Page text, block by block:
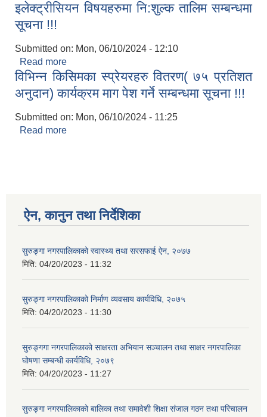
इलेक्ट्रीसियन विषयहरुमा नि:शुल्क तालिम सम्बन्धमा
सूचना !!!
Submitted on: Mon, 06/10/2024 - 12:10
Read more
रोजगारीमा रहेका कामदारहरुको परिवारका लागि जुनियर
ब्युटिसियन,जुनियर फर्निचर मेकर र इलेक्ट्रीसियन
विषयहरुमा नि:शुल्क तालिम सम्बन्धमा सूचना !!!
विभिन्न किसिमका स्प्रेयरहरु वितरण( ७५ प्रतिशत
अनुदान) कार्यक्रम माग पेश गर्ने सम्बन्धमा सूचना !!!
Submitted on: Mon, 06/10/2024 - 11:25
Read more
ऐन, कानुन तथा निर्देशिका
सुरुङ्गा नगरपालिकाको स्वास्थ्य तथा सरसफाई ऐन, २०७७
मिति: 04/20/2023 - 11:32
सुरुङ्गा नगरपालिकाको निर्माण व्यवसाय कार्यविधि, २०७५
मिति: 04/20/2023 - 11:30
सुरुङ्गगा नगरपालिकाको साक्षरता अभियान सञ्चालन तथा साक्षर नगरपालिका
घोषणा सम्बन्धी कार्यविधि, २०७९
मिति: 04/20/2023 - 11:27
सुरुङ्गा नगरपालिकाको बालिका तथा समावेशी शिक्षा संजाल गठन तथा परिचालन